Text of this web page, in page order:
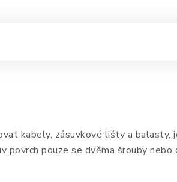
kabely, zásuvkové lišty a balasty,
povrch pouze se dvěma šrouby nebo